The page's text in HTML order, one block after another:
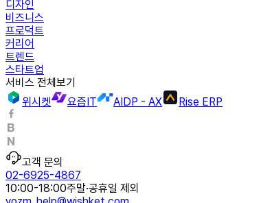
디자인
비즈니스
프로덕트
커리어
트렌드
스타트업
서비스 전체보기
위시켓
요즘IT AIDP - AX Rise ERP
고객 문의
02-6925-4867
10:00-18:00주말·공휴일 제외